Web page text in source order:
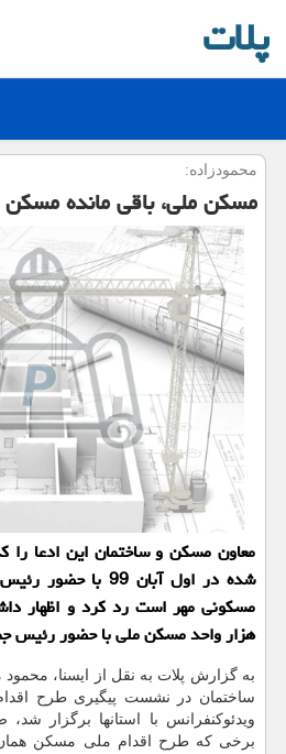
پلات
محمودزاده:
مسكن ملی، باقی مانده
معاون مسكن و ساختمان این ادعا را
شده در اول آبان 99
هزار واحد مسكن ملی با حضور رئیس
به گزارش پلات به نقل از ایسنا،
ساختمان در نشست پیگیری طرح
ویدئوکنفرانس با استانها برگزار
برخی که طرح اقدام ملی مسکن همان